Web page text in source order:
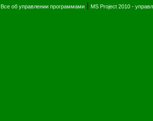
Все об управлении программами MS Project 2010 -